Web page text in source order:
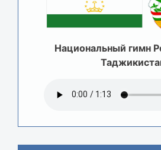
Национальный гимн